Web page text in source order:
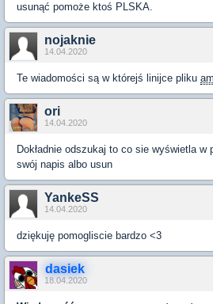
usunąć pomoże ktoś PLSKA.
nojaknie
14.04.2020
Te wiadomości są w którejś linijce pliku
ori
14.04.2020
Dokładnie odszukaj to co sie wyświetla w
swój napis albo usun
YankeSS
14.04.2020
dziękuję pomogliscie bardzo <3
dasiek
18.04.2020